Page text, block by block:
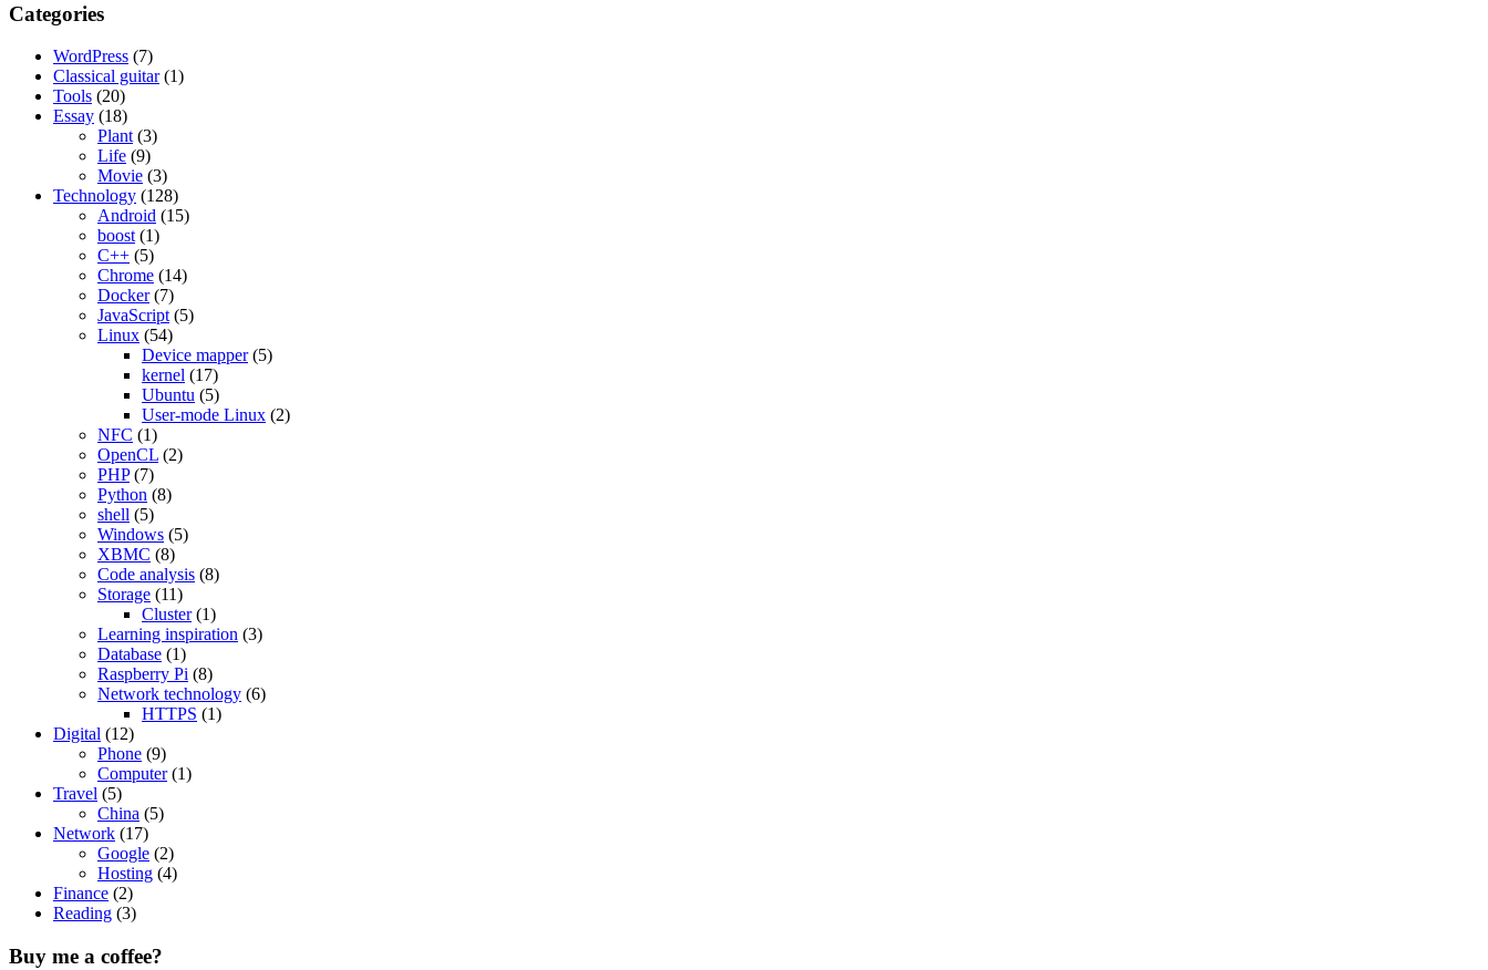
Categories
WordPress (7)
Classical guitar(1)
Tools (20)
Essay (18)
Plant(3)
Life (9)
Movie (3)
Technology (128)
Android (15)
boost(1)
C++ (5)
Chrome (14)
Docker(7)
JavaScript(5)
Linux (54)
Device mapper(5)
kernel (17)
Ubuntu (5)
User-mode Linux (2)
NFC (1)
OpenCL (2)
PHP(7)
Python (8)
shell (5)
Windows (5)
XBMC (8)
Code analysis (8)
Storage (11)
Cluster(1)
Learning inspiration (3)
Database (1)
Raspberry Pi (8)
Network technology (6)
HTTPS (1)
Digital (12)
Phone (9)
Computer(1)
Travel (5)
China (5)
Network (17)
Google (2)
Hosting (4)
Finance (2)
Reading (3)
Buy me a coffee?